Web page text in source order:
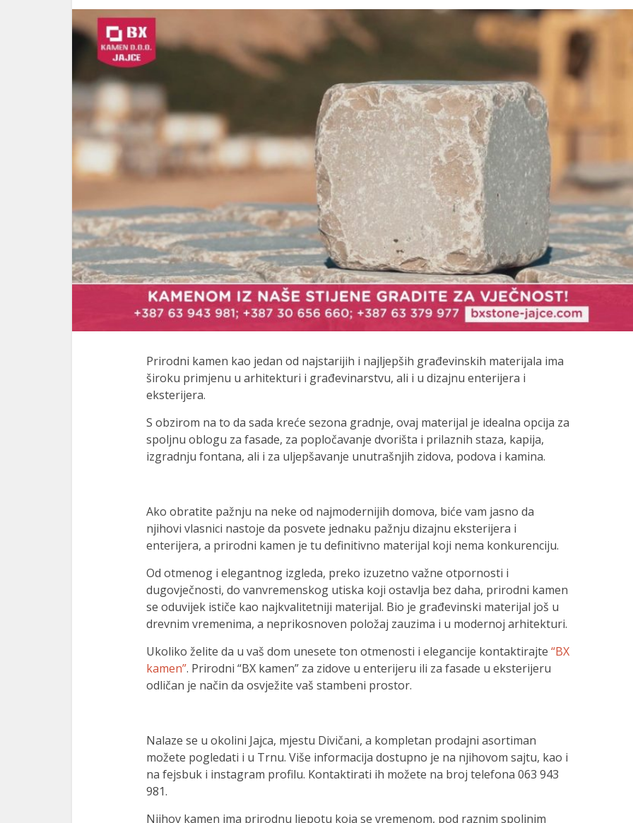
Prirodni kamen kao jedan od najstarijih i najljepših građevinskih materijala ima
široku primjenu u arhitekturi i građevinarstvu, ali i u dizajnu enterijera i
eksterijera.
S obzirom na to da sada kreće sezona gradnje, ovaj materijal je idealna opcija za
spoljnu oblogu za fasade, za popločavanje dvorišta i prilaznih staza, kapija,
izgradnju fontana, ali i za uljepšavanje unutrašnjih zidova, podova i kamina.
Ako obratite pažnju na neke od najmodernijih domova, biće vam jasno da
njihovi vlasnici nastoje da posvete jednaku pažnju dizajnu eksterijera i
enterijera, a prirodni kamen je tu definitivno materijal koji nema konkurenciju.
Od otmenog i elegantnog izgleda, preko izuzetno važne otpornosti i
dugovječnosti, do vanvremenskog utiska koji ostavlja bez daha, prirodni kamen
se oduvijek ističe kao najkvalitetniji materijal. Bio je građevinski materijal još u
drevnim vremenima, a neprikosnoven položaj zauzima i u modernoj arhitekturi.
Ukoliko želite da u vaš dom unesete ton otmenosti i elegancije kontaktirajte “BX
kamen”. Prirodni “BX kamen” za zidove u enterijeru ili za fasade u eksterijeru
odličan je način da osvježite vaš stambeni prostor.
Nalaze se u okolini Jajca, mjestu Divičani, a kompletan prodajni asortiman
možete pogledati i u Trnu. Više informacija dostupno je na njihovom sajtu, kao i
na fejsbuk i instagram profilu. Kontaktirati ih možete na broj telefona 063 943
981.
Njihov kamen ima prirodnu ljepotu koja se vremenom, pod raznim spoljnim